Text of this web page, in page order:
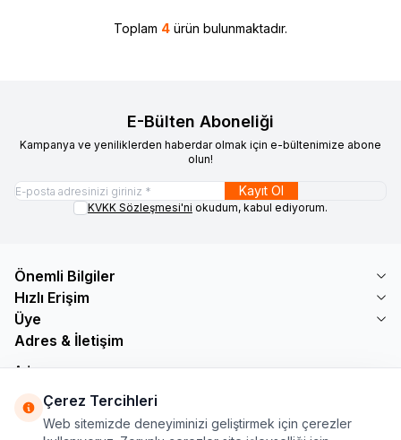
Toplam 4 ürün bulunmaktadır.
E-Bülten Aboneliği
Kampanya ve yeniliklerden haberdar olmak için e-bültenimize abone
olun!
Kayıt Ol
KVKK Sözleşmesi'ni okudum, kabul ediyorum.
Önemli Bilgiler
Hızlı Erişim
Üye
Adres & İletişim
Adres
İSTANBUL
Telefon
Çerez Tercihleri
Web sitemizde deneyiminizi geliştirmek için çerezler